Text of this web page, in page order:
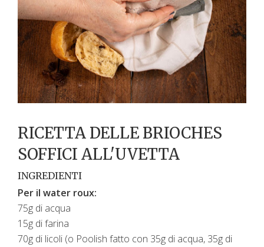
RICETTA DELLE BRIOCHES
SOFFICI ALL'UVETTA
INGREDIENTI
Per il water roux:
​75g di acqua ​
15g di farina
70g di licoli (o Poolish fatto con 35g di acqua, 35g di